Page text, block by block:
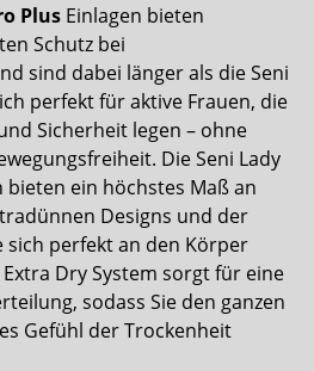
Plus Einlagen bieten
Schutz bei
sind dabei länger als die Seni
perfekt für aktive Frauen, die
Sicherheit legen – ohne
Die Seni Lady
bieten ein höchstes Maß an
Designs und der
perfekt an den Körper
Dry System sorgt für eine
sodass Sie den ganzen
Gefühl der Trockenheit